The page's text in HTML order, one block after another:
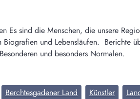
Es sind die Menschen, die unsere
Biografien und Lebensläufen. Berichte
und besonders Normalen.
Berchtesgadener Land Künstler